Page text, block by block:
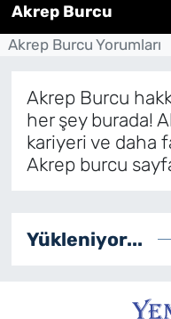
Akrep Burcu
Akrep Burcu Yorumları
Akrep Burcu
her şey burada!
kariyeri ve daha
Akrep burcu
Yükleniyor...
Asayiş / Polis-
Magazin
Foto Galeri
İletişim